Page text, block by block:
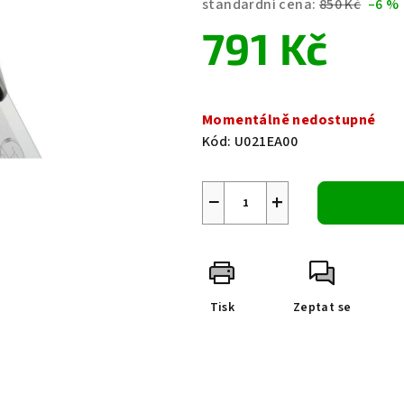
0,0
z
standardní cena: 850 Kč –6 %
791 Kč
cena:
Momentálně nedostupné
Kód: U021EA00
+
−
Tisk Zeptat se